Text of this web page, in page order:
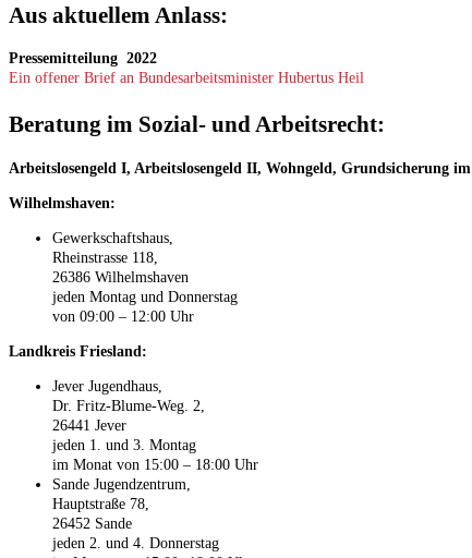
Aus aktuellem Anlass:
Pressemitteilung 2022
Ein offener Brief an Bundesarbeitsminister Hubertus Heil
Beratung im Sozial- und Arbeitsrecht:
Arbeitslosengeld I, Arbeitslosengeld II, Wohngeld, Grundsicherung
Wilhelmshaven:
Gewerkschaftshaus,
Rheinstrasse 118,
26386 Wilhelmshaven
jeden Montag und Donnerstag
von 09:00 – 12:00 Uhr
Landkreis Friesland:
Jever Jugendhaus,
Dr. Fritz-Blume-Weg. 2,
26441 Jever
jeden 1. und 3. Montag
im Monat von 15:00 – 18:00 Uhr
Sande Jugendzentrum,
Hauptstraße 78,
26452 Sande
jeden 2. und 4. Donnerstag